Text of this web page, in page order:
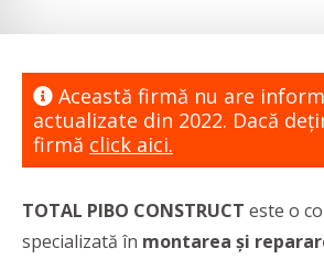
Această firmă nu are
actualizate din 2022. Dacă
firmă click aici.
TOTAL PIBO CONSTRUCT este o
specializată în montarea și